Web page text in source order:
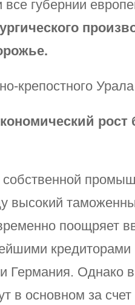
губернии
крепостного
рост
высокий
поощряет
кредиторами
Германия. Однако
в основном за